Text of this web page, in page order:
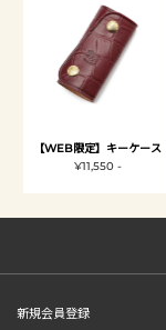
【WEB限定】キーケース
¥11,550 -
新規会員登録